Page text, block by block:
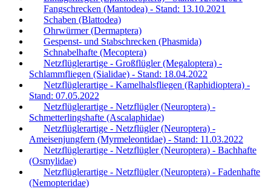
Fangschrecken (Mantodea) - Stand: 13.10.2021
Schaben (Blattodea)
Ohrwürmer (Dermaptera)
Gespenst- und Stabschrecken (Phasmida)
Schnabelhafte (Mecoptera)
Netzflüglerartige - Großflügler (Megaloptera) -
Schlammfliegen (Sialidae) - Stand: 18.04.2022
Netzflüglerartige - Kamelhalsfliegen (Raphidioptera) -
Stand: 07.05.2022
Netzflüglerartige - Netzflügler (Neuroptera) -
Schmetterlingshafte (Ascalaphidae)
Netzflüglerartige - Netzflügler (Neuroptera) -
Ameisenjungfern (Myrmeleontidae) - Stand: 11.03.2022
Netzflüglerartige - Netzflügler (Neuroptera) - Bachhafte
(Osmylidae)
Netzflüglerartige - Netzflügler (Neuroptera) - Fadenhafte
(Nemopteridae)